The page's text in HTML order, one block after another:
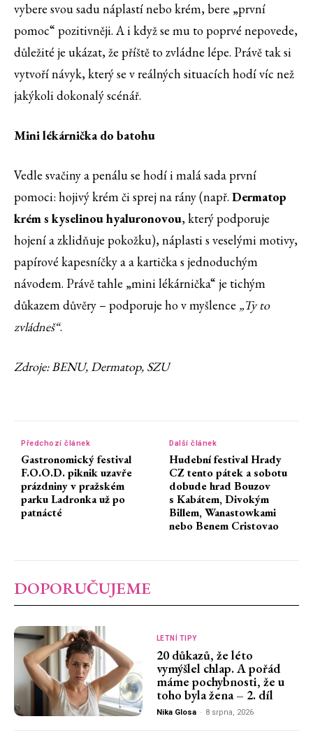
vybere svou sadu náplastí nebo krém, bere „první
pomoc“ pozitivněji. A i když se mu to poprvé nepovede,
důležité je ukázat, že příště to zvládne lépe. Právě tak si
vytvoří návyk, který se v reálných situacích hodí víc než
jakýkoli dokonalý scénář.
Mini lékárnička do batohu
Vedle svačiny a penálu se hodí i malá sada první
pomoci: hojivý krém či sprej na rány (např. Dermatop
krém s kyselinou hyaluronovou, který podporuje
hojení a zklidňuje pokožku), náplasti s veselými motivy,
papírové kapesníčky a a kartička s jednoduchým
návodem. Právě tahle „mini lékárnička“ je tichým
důkazem důvěry – podporuje ho v myšlence „Ty to
zvládneš“.
Zdroje: BENU, Dermatop, SZU
Předchozí článek
Gastronomický festival
F.O.O.D. piknik uzavře
prázdniny v pražském
parku Ladronka už po
patnácté
Další článek
Hudební festival Hrady
CZ tento pátek a sobotu
dobude hrad Bouzov
s Kabátem, Divokým
Billem, Wanastowkami
nebo Benem Cristovao
DOPORUČUJEME
LETNÍ TIPY
20 důkazů, že léto
vymýšlel chlap. A pořád
máme pochybnosti, že u
toho byla žena – 2. díl
Nika Glosa - 8 srpna, 2026